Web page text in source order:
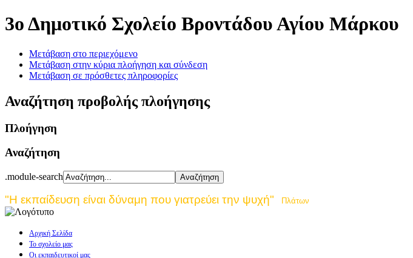
3ο Δημοτικό Σχολείο Βροντάδου Αγίου Μάρκου
Μετάβαση στο περιεχόμενο
Μετάβαση στην κύρια πλοήγηση και σύνδεση
Μετάβαση σε πρόσθετες πληροφορίες
Αναζήτηση προβολής πλοήγησης
Πλοήγηση
Αναζήτηση
.module-search
"Η εκπαίδευση είναι δύναμη που γιατρεύει την ψυχή" Πλάτων
Αρχική Σελίδα
Το σχολείο μας
Οι εκπαιδευτικοί μας